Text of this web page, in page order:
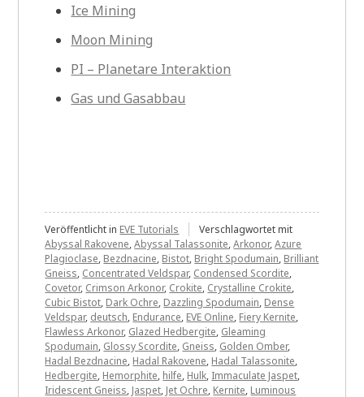
Ice Mining
Moon Mining
PI – Planetare Interaktion
Gas und Gasabbau
Veröffentlicht in EVE Tutorials
Verschlagwortet mit
Abyssal Rakovene,Abyssal Talassonite,Arkonor,Azure
Plagioclase, Bezdnacine, Bistot, Bright Spodumain, Brilliant
Gneiss, Concentrated Veldspar, Condensed Scordite,
Covetor, Crimson Arkonor, Crokite, Crystalline Crokite,
Cubic Bistot, Dark Ochre, Dazzling Spodumain, Dense
Veldspar, deutsch, Endurance, EVE Online, Fiery Kernite,
Flawless Arkonor, Glazed Hedbergite, Gleaming
Spodumain, Glossy Scordite, Gneiss, Golden Omber,
Hadal Bezdnacine, Hadal Rakovene, Hadal Talassonite,
Hedbergite, Hemorphite, hilfe, Hulk, Immaculate Jaspet,
Iridescent Gneiss, Jaspet, Jet Ochre, Kernite, Luminous